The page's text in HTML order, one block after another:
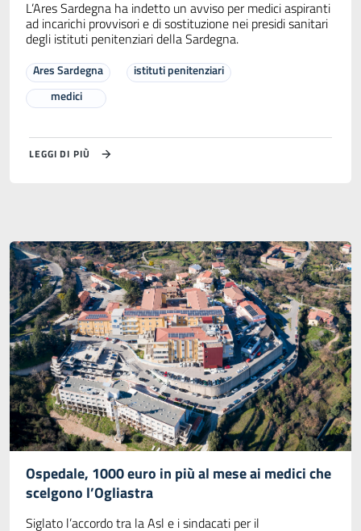
L’Ares Sardegna ha indetto un avviso per medici aspiranti
ad incarichi provvisori e di sostituzione nei presidi sanitari
degli istituti penitenziari della Sardegna.
Ares Sardegna
istituti penitenziari
medici
LEGGI DI PIÙ
Ospedale, 1000 euro in più al mese ai medici che
scelgono l’Ogliastra
Siglato l’accordo tra la Asl e i sindacati per il